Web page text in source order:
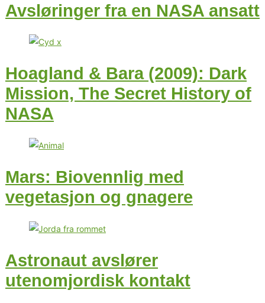
Avsløringer fra en NASA ansatt
Hoagland & Bara (2009): Dark
Mission, The Secret History of
NASA
Mars: Biovennlig med
vegetasjon og gnagere
Astronaut avslører
utenomjordisk kontakt